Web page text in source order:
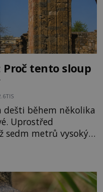
Proč tento sloup
dešti během několika
Uprostřed
sedm metrů vysoký
1 600 let odolává
koroze. Jeho